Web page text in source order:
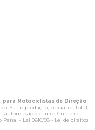
para Motociclistas de Direção
Sua reprodução, parcial ou total,
autorização do autor. Crime de
Penal – Lei 9610/98 - Lei de direitos